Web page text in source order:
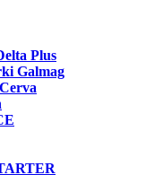
Plus
Galmag